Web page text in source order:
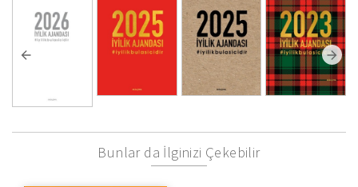
Bunlar da İlginizi Çekebilir